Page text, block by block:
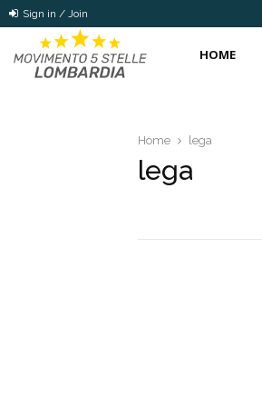
Sign in / Join
HOME
Home lega
lega